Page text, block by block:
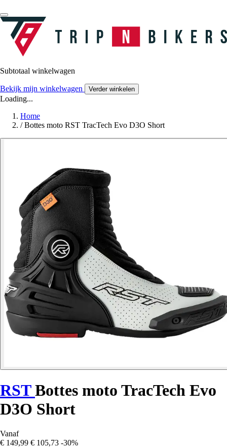
Subtotaal winkelwagen
Bekijk mijn winkelwagen Verder winkelen
Loading...
Home
/ Bottes moto RST TracTech Evo D3O Short
RSTBottes moto TracTech Evo
D3O Short
Vanaf
€ 149,99 € 105,73 -30%